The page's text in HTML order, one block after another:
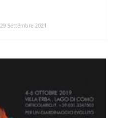
29 Settembre 2021